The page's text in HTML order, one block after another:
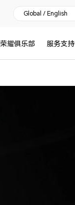
Global / English
荣耀俱乐部 服务支持